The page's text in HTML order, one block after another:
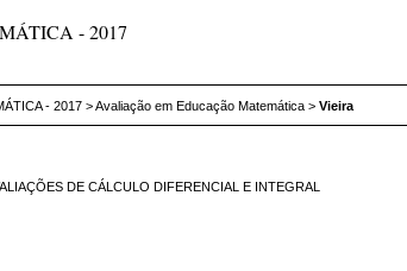
- 2017
- 2017>Avaliação em Educação Matemática> Vieira
DE CÁLCULO DIFERENCIAL E INTEGRAL